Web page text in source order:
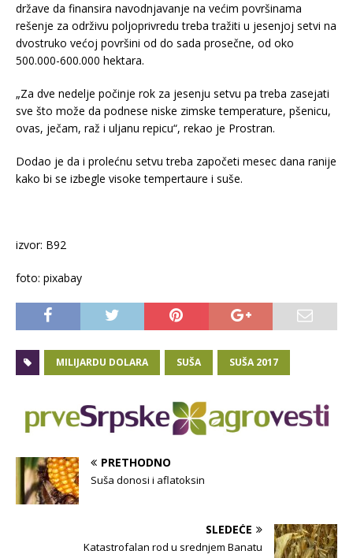
države da finansira navodnjavanje na većim površinama
rešenje za održivu poljoprivredu treba tražiti u jesenjoj setvi na
dvostruko većoj površini od do sada prosečne, od oko
500.000-600.000 hektara.
„Za dve nedelje počinje rok za jesenju setvu pa treba zasejati
sve što može da podnese niske zimske temperature, pšenicu,
ovas, ječam, raž i uljanu repicu“, rekao je Prostran.
Dodao je da i prolećnu setvu treba započeti mesec dana ranije
kako bi se izbegle visoke tempertaure i suše.
izvor: B92
foto: pixabay
MILIJARDU DOLARA SUŠA SUŠA 2017
PRETHODNO
Suša donosi i aflatoksin
SLEDEĆE
Katastrofalan rod u srednjem Banatu